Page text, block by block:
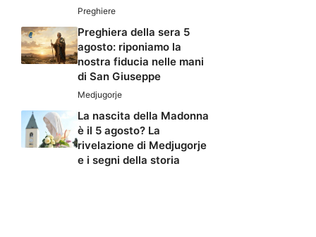
Preghiere
Preghiera della sera 5
agosto: riponiamo la
nostra fiducia nelle mani
di San Giuseppe
Medjugorje
La nascita della Madonna
è il 5 agosto? La
rivelazione di Medjugorje
e i segni della storia